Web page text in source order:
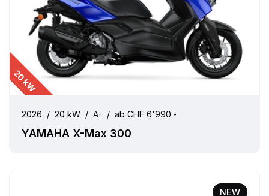
20 kW
2026 / 20 kW / A- / ab CHF 6'990.-
YAMAHA X-Max 300
NEW